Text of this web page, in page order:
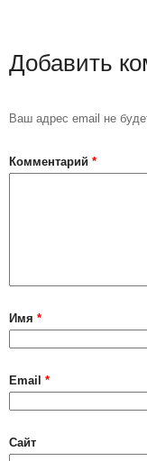
Добавить
Ваш адрес email не
Комментарий *
Имя *
Email *
Сайт